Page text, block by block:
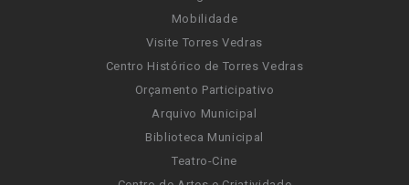
Mobilidade
Visite Torres Vedras
Centro Histórico de Torres Vedras
Orçamento Participativo
Arquivo Municipal
Biblioteca Municipal
Teatro-Cine